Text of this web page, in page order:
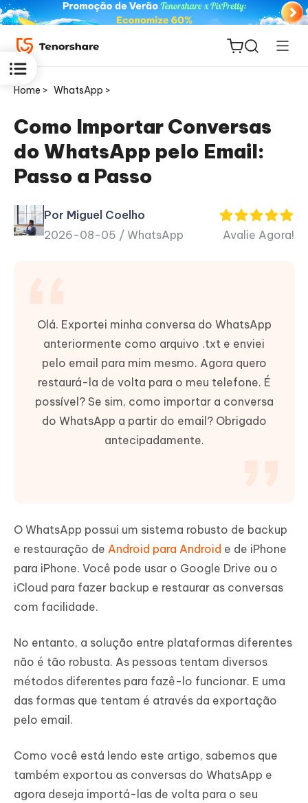
for iOS
PDNob
PDF
Novo
Home > WhatsApp >
Como Importar Conversas
do WhatsApp pelo Email:
Passo a Passo
Por Miguel Coelho
2026-08-05 / WhatsApp Avalie Agora!
Olá. Exportei minha conversa do WhatsApp
anteriormente como arquivo .txt e enviei
pelo email para mim mesmo. Agora quero
restaurá-la de volta para o meu telefone. É
possível? Se sim, como importar a conversa
do WhatsApp a partir do email? Obrigado
antecipadamente.
O WhatsApp possui um sistema robusto de backup
e restauração de Android para Android e de iPhone
para iPhone. Você pode usar o Google Drive ou o
iCloud para fazer backup e restaurar as conversas
com facilidade.
No entanto, a solução entre plataformas diferentes
não é tão robusta. As pessoas tentam diversos
métodos diferentes para fazê-lo funcionar. E uma
das formas que tentam é através da exportação
pelo email.
Como você está lendo este artigo, sabemos que
também exportou as conversas do WhatsApp e
agora deseja importá-las de volta para o seu